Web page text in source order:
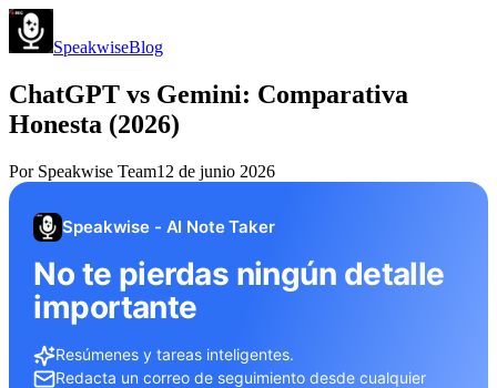
SpeakwiseBlog
ChatGPT vs Gemini: Comparativa
Honesta (2026)
Por Speakwise Team12 de junio 2026
Speakwise - AI Note Taker
No te pierdas ningún detalle
importante
Resúmenes y tareas inteligentes.
Redacta un correo de seguimiento desde cualquier